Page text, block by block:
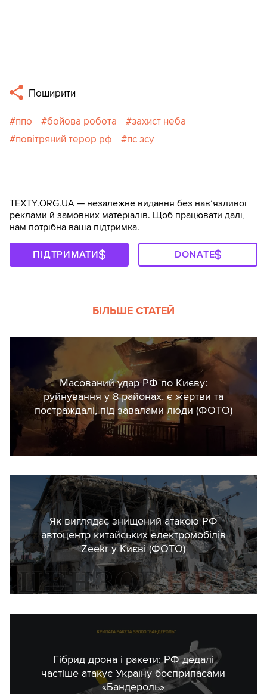
Поширити
ппо бойова робота
захист неба
повітряний терор рф
пс зсу
TEXTY.ORG.UA — незалежне видання без навʼязливої
реклами й замовних матеріалів. Щоб працювати далі,
нам потрібна ваша підтримка.
ПІДТРИМАТИ DONATE
БІЛЬШЕ СТАТЕЙ
Масований удар РФ по Києву:
руйнування у 8 районах, є жертви та
постраждалі, під завалами люди (ФОТО)
Як виглядає знищений атакою РФ
автоцентр китайських електромобілів
Zeekr у Києві (ФОТО)
Гібрид дрона і ракети: РФ дедалі
частіше атакує Україну боєприпасами
«Бандероль»